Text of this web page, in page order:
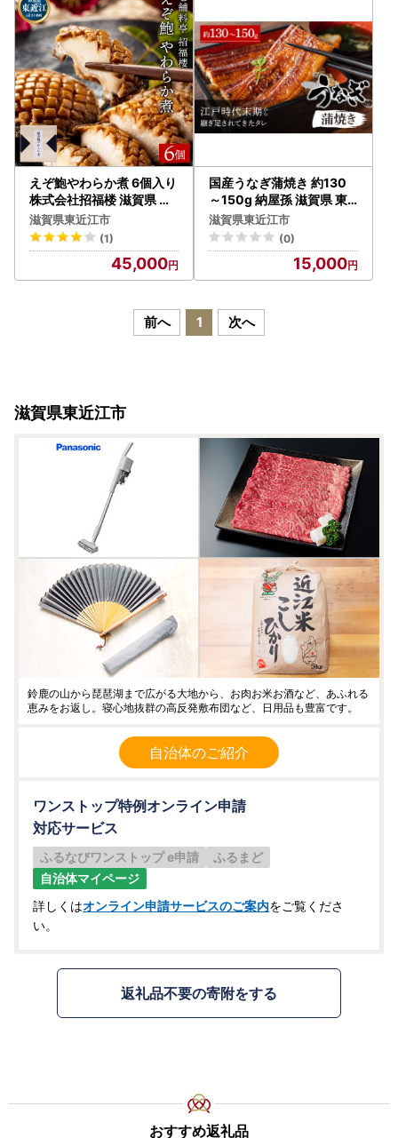
えぞ鮑やわらか煮 6個入り
株式会社招福楼 滋賀県 東
近江市 D-E04 えぞ鮑 柔ら
か煮 鮑 鮑煮 6個入り あわ
び アワビ 旨味 和食 懐石料
理 滋賀県 東近江市 招福楼
贈答品 ギフト お取り寄せ
滋賀県東近江市
(1)
45,000
国産うなぎ蒲焼き 約130
～150g 納屋孫 滋賀県 東
近江市 A-E10 うなぎ 鰻 蒲
焼き 国産 国内産 土用丑の
日 鰻重 鰻丼 炭火焼き 専門
うなぎ専門店 蒲焼 特産品
ご飯のお供 名産品 炭火
滋賀県東近江市
(0)
15,000
前へ 1 次へ
滋賀県東近江市
鈴鹿の山から琵琶湖まで広がる大地から、お肉お米お酒など、あふれる
恵みをお返し。寝心地抜群の高反発敷布団など、日用品も豊富です。
自治体のご紹介
ワンストップ特例オンライン申請
対応サービス
ふるなびワンストップ e申請
ふるまど
自治体マイページ
詳しくはオンライン申請サービスのご案内をご覧くださ
い。
返礼品不要の寄附をする
おすすめ返礼品